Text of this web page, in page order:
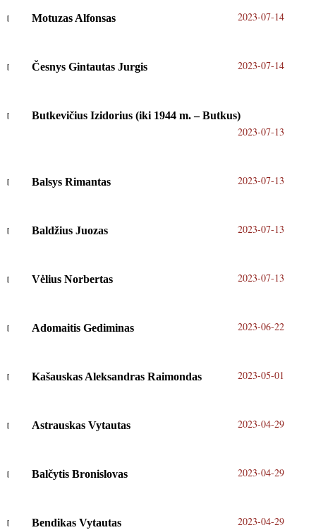
Motuzas Alfonsas 2023-07-14
Česnys Gintautas Jurgis 2023-07-14
Butkevičius Izidorius (iki 1944 m. – Butkus)
2023-07-13
Balsys Rimantas 2023-07-13
Baldžius Juozas 2023-07-13
Vėlius Norbertas 2023-07-13
Adomaitis Gediminas 2023-06-22
Kašauskas Aleksandras Raimondas 2023-05-01
Astrauskas Vytautas 2023-04-29
Balčytis Bronislovas 2023-04-29
Bendikas Vytautas 2023-04-29